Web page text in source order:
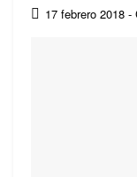
17 febrero 2018 -